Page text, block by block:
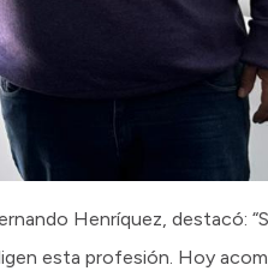
Henríquez, destacó:
esta profesión. Hoy